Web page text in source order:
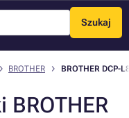
Szukaj
Menu
BROTHER BROTHER DCP-